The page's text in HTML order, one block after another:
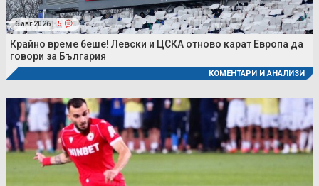
6 авг 2026 | 5
Крайно време беше! Левски и ЦСКА отново карат Европа да
говори за България
КОМЕНТАРИ И АНАЛИЗИ